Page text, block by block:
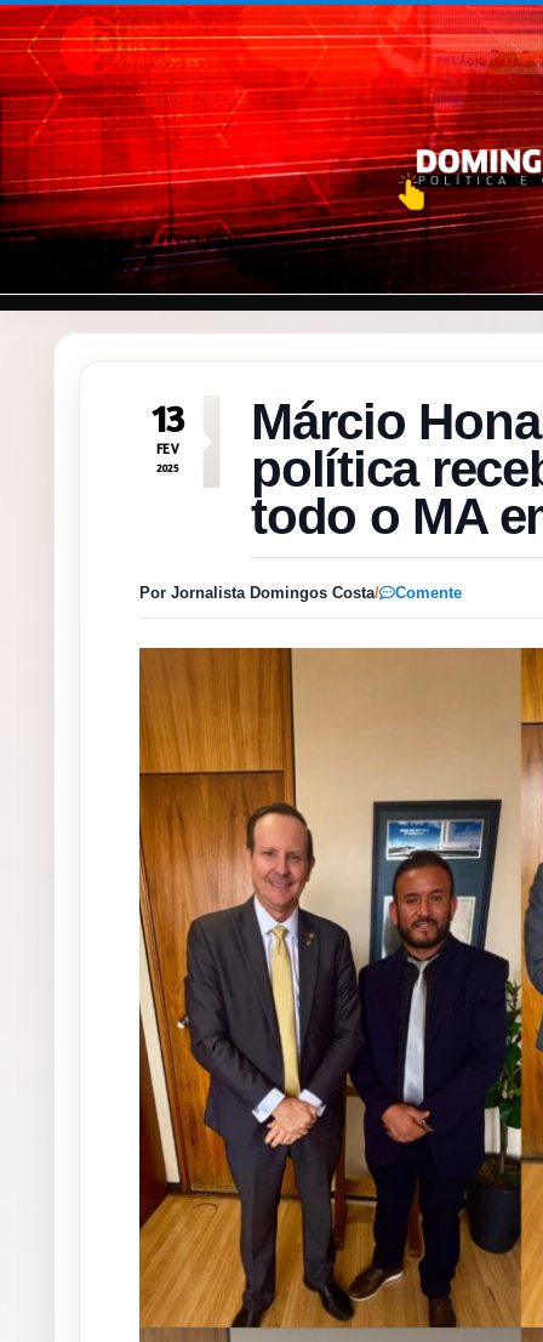
Pular para o conteúdo
13
FEV
2025
Márcio
política
todo o MA
Por Jornalista Domingos Costa/ Comente